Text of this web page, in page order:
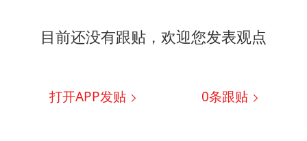
目前还没有跟贴，欢迎您发表观点
打开APP发贴 0条跟贴